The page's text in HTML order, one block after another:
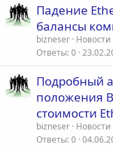
Падение
балансы
bizneser
Ответы 0
Подробный
положения
стоимости
bizneser
Ответы 0